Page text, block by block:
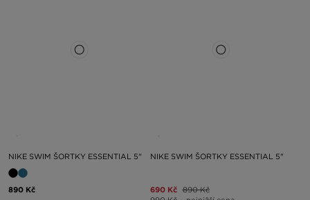
NIKE SWIM ŠORTKY ESSENTIAL 5"
890 Kč
NIKE SWIM ŠORTKY ESSENTIAL 5"
690 Kč 890 Kč